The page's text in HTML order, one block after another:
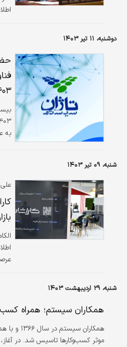
دوشنبه، ۱۱ تیر ۱۴۰۳
به
شنبه، ۰۹ تیر ۱۴۰۳
علی
شنبه، ۲۹ اردیبهشت ۱۴۰۳
همکاران سیستم؛ همراه کسب
همکاران
موثر کسب‌وکارها تاسیس شد. در آغاز،